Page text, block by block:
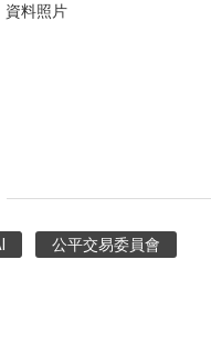
資料照片
公平交易委員會